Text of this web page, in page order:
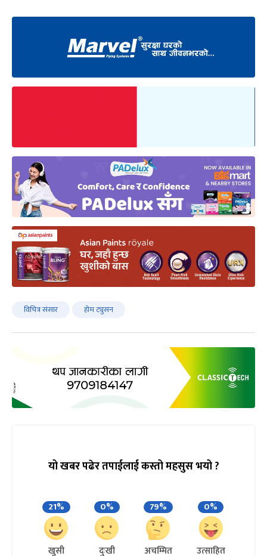
विचित्र संसार होम ट्युसन
यो खबर पढेर तपाईलाई कस्तो महसुस भयो ?
21%
खुसी
0%
दुःखी
79%
अचम्मित
0%
उत्साहित